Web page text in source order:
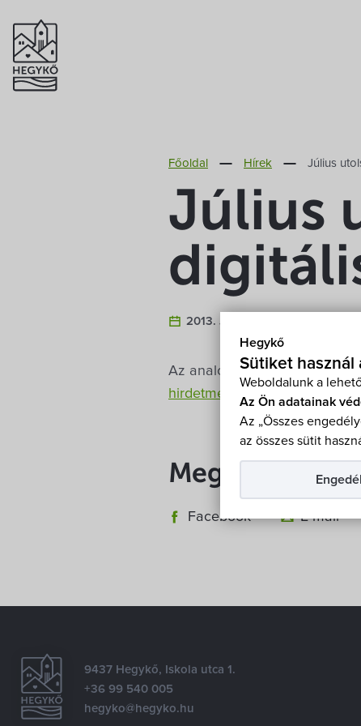
Hegykő
Sütiket használ
Weboldalunk a
Az Ön adatainak
Az „Összes
az összes sütit
Főoldal Hírek Július
Július
2013. Július 13.
Az analóg televíziózásról a
hirdetményből kiderül, hogy
Megosztás
Facebook E-mail
9437 Hegykő, Iskola utca 1.
+36 99 540 005
hegyko@hegyko.hu